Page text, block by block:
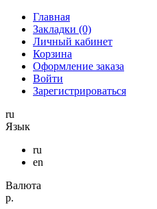
Главная
Закладки (0)
Личный кабинет
Корзина
Оформление заказа
Войти
Зарегистрироваться
ru
Язык
ru
en
Валюта
р.